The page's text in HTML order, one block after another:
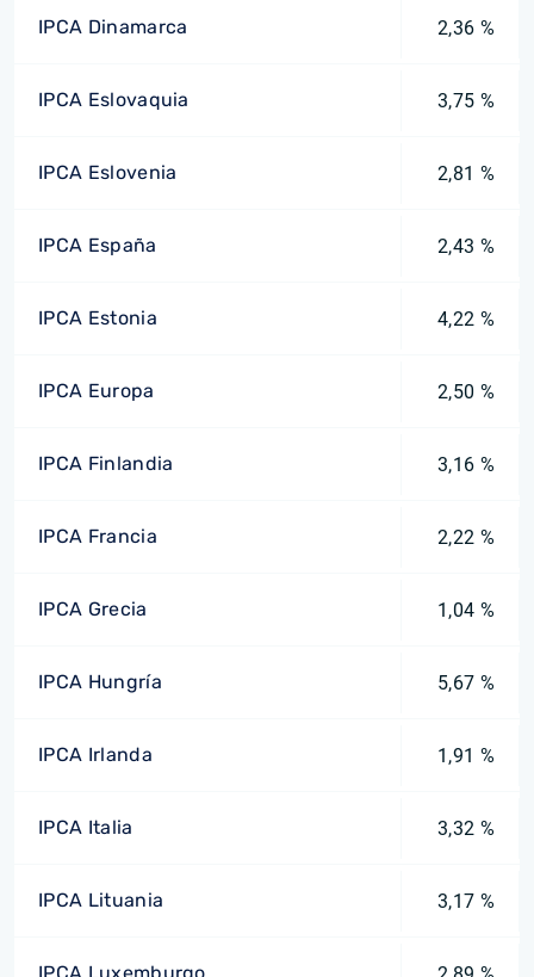
IPCA Dinamarca 2,36 %
IPCA Eslovaquia 3,75 %
IPCA Eslovenia 2,81 %
IPCA España 2,43 %
IPCA Estonia 4,22 %
IPCA Europa 2,50 %
IPCA Finlandia 3,16 %
IPCA Francia 2,22 %
IPCA Grecia 1,04 %
IPCA Hungría 5,67 %
IPCA Irlanda 1,91 %
IPCA Italia 3,32 %
IPCA Lituania 3,17 %